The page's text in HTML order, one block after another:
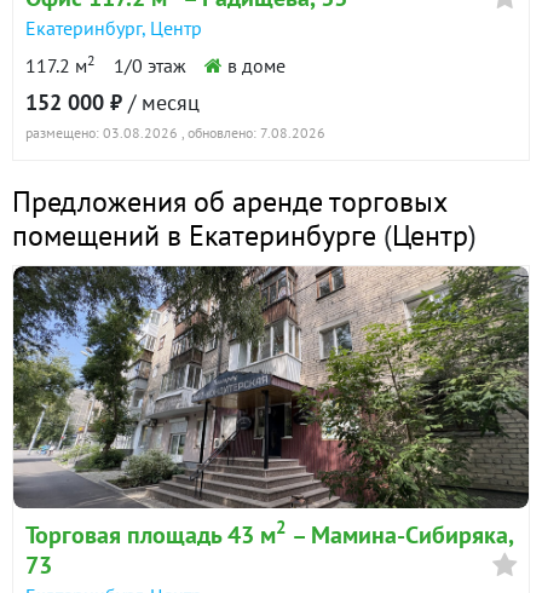
Екатеринбург, Центр
117.2 м2 1/0 этаж в доме
152 000 ₽ / месяц
размещено: 03.08.2026 , обновлено: 7.08.2026
Предложения об аренде торговых
помещений в Екатеринбурге (Центр)
Торговая площадь 43 м2 – Мамина-Сибиряка,
73